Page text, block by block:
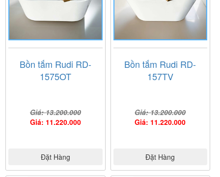
Bồn tắm Rudi RD-
1575OT
Giá: 13.200.000
Giá: 11.220.000
Đặt Hàng
Bồn tắm Rudi RD-
157TV
Giá: 13.200.000
Giá: 11.220.000
Đặt Hàng